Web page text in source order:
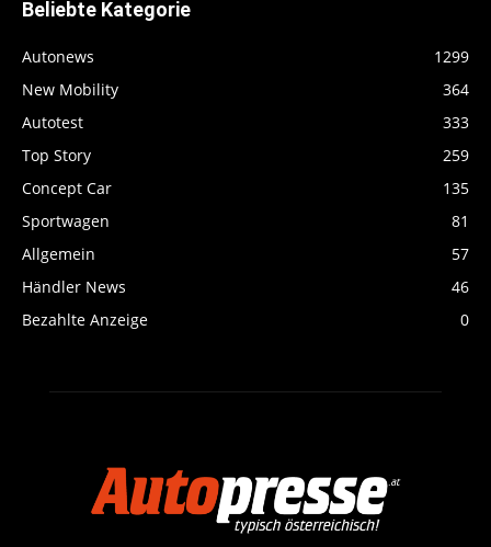
Beliebte Kategorie
Autonews
1299
New Mobility
364
Autotest
333
Top Story
259
Concept Car
135
Sportwagen
81
Allgemein
57
Händler News
46
Bezahlte Anzeige
0